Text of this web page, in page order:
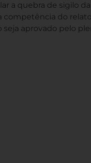
a quebra de sigilo da
competência do
seja aprovado pelo